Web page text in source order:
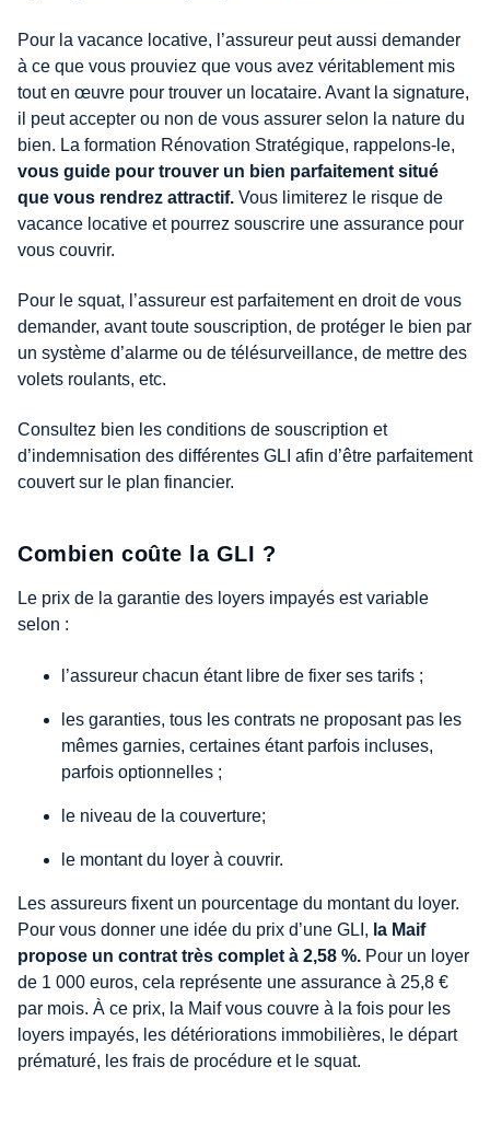
Pour la vacance locative, l’assureur peut aussi demander
à ce que vous prouviez que vous avez véritablement mis
tout en œuvre pour trouver un locataire. Avant la signature,
il peut accepter ou non de vous assurer selon la nature du
bien. La formation Rénovation Stratégique, rappelons-le,
vous guide pour trouver un bien parfaitement situé
que vous rendrez attractif. Vous limiterez le risque de
vacance locative et pourrez souscrire une assurance pour
vous couvrir.
Pour le squat, l’assureur est parfaitement en droit de vous
demander, avant toute souscription, de protéger le bien par
un système d’alarme ou de télésurveillance, de mettre des
volets roulants, etc.
Consultez bien les conditions de souscription et
d’indemnisation des différentes GLI afin d’être parfaitement
couvert sur le plan financier.
Combien coûte la GLI ?
Le prix de la garantie des loyers impayés est variable
selon :
l’assureur chacun étant libre de fixer ses tarifs ;
les garanties, tous les contrats ne proposant pas les
mêmes garnies, certaines étant parfois incluses,
parfois optionnelles ;
le niveau de la couverture;
le montant du loyer à couvrir.
Les assureurs fixent un pourcentage du montant du loyer.
Pour vous donner une idée du prix d’une GLI, la Maif
propose un contrat très complet à 2,58 %. Pour un loyer
de 1 000 euros, cela représente une assurance à 25,8 €
par mois. À ce prix, la Maif vous couvre à la fois pour les
loyers impayés, les détériorations immobilières, le départ
prématuré, les frais de procédure et le squat.